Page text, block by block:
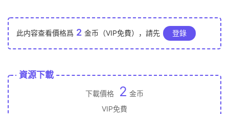
此内容查看價格爲 2 金币（VIP免費），請先 登錄
資源下載
下載價格 2 金币
VIP免費